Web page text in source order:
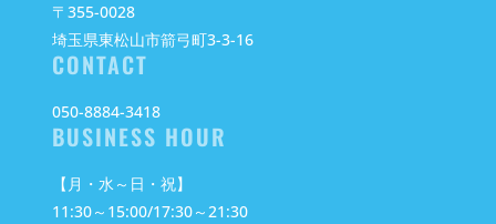
〒355-0028
埼玉県東松山市箭弓町3-3-16
CONTACT
050-8884-3418
BUSINESS HOUR
【月・水～日・祝】
11:30～15:00/17:30～21:30